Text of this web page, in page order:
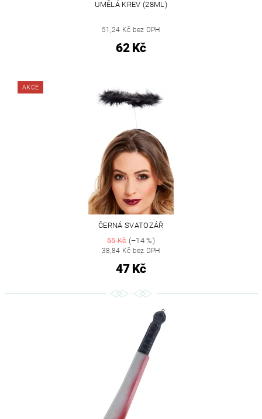
UMĚLÁ KREV (28ML)
51,24 Kč bez DPH
62 Kč
AKCE
ČERNÁ SVATOZÁŘ
55 Kč(–14 %)
38,84 Kč bez DPH
47 Kč